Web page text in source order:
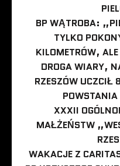
BP WĄTROBA:
TYLKO
KILOMETRÓW,
DROGA WIARY,
RZESZÓW UCZCIŁ
XXXII
MAŁŻEŃSTW
WAKACJE Z